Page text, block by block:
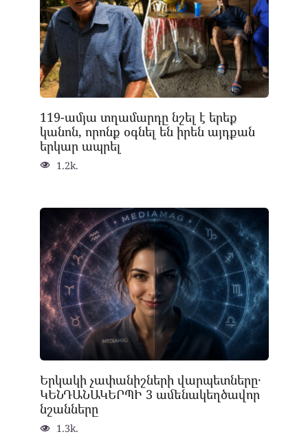
119-ամյա տղամարդը նշել է երեք
կանոն, որոնք օգնել են իրեն այդքան
երկար ապրել
1.2k.
Երկակի չափանիշների վարպետները․
ԿԵՆԴԱՆԱԿԵՐՊԻ 3 ամենակեղծավոր
նշանները
1.3k.